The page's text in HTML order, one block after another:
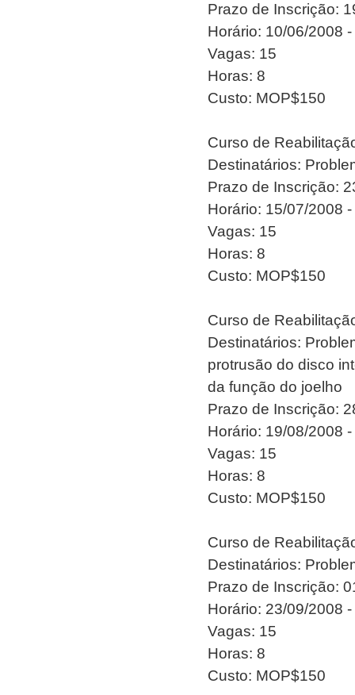
Prazo de Inscrição:
Horário: 10/06/2008
Vagas: 15
Horas: 8
Custo: MOP$150
Curso de
Destinatários:
Prazo de Inscrição:
Horário: 15/07/2008
Vagas: 15
Horas: 8
Custo: MOP$150
Curso de
Destinatários:
protrusão do disco
da função do joelho
Prazo de Inscrição:
Horário: 19/08/2008
Vagas: 15
Horas: 8
Custo: MOP$150
Curso de
Destinatários:
Prazo de Inscrição:
Horário: 23/09/2008
Vagas: 15
Horas: 8
Custo: MOP$150